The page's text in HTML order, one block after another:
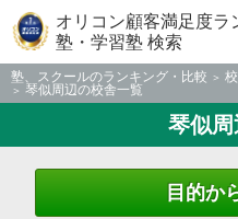
オリコン顧客満足度ラ
塾・学習塾 検索
塾、スクールのランキング・比較
琴似周辺の校舎一覧
琴似
目的か